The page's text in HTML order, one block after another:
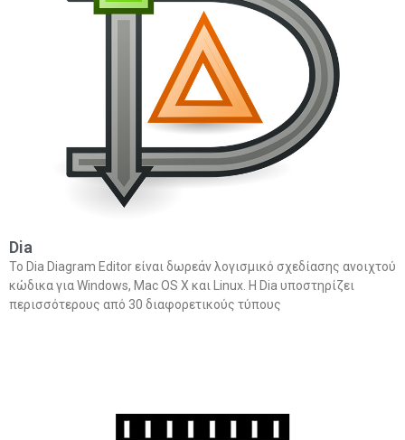
Dia
Το Dia Diagram Editor είναι δωρεάν λογισμικό σχεδίασης ανοιχτού
κώδικα για Windows, Mac OS X και Linux. Η Dia υποστηρίζει
περισσότερους από 30 διαφορετικούς τύπους